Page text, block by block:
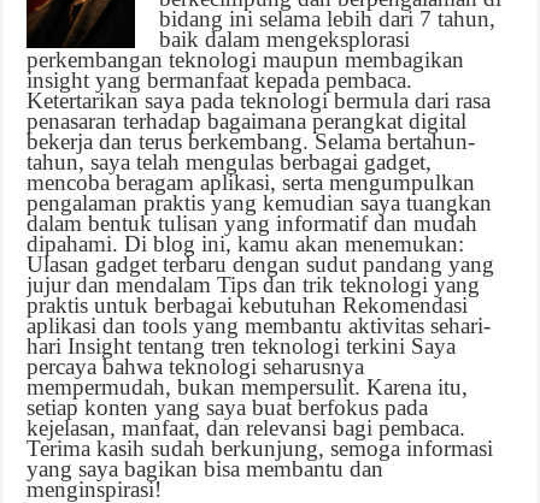
bidang ini selama lebih dari 7 tahun,
baik dalam mengeksplorasi
perkembangan teknologi maupun membagikan
insight yang bermanfaat kepada pembaca.
Ketertarikan saya pada teknologi bermula dari rasa
penasaran terhadap bagaimana perangkat digital
bekerja dan terus berkembang. Selama bertahun-
tahun, saya telah mengulas berbagai gadget,
mencoba beragam aplikasi, serta mengumpulkan
pengalaman praktis yang kemudian saya tuangkan
dalam bentuk tulisan yang informatif dan mudah
dipahami. Di blog ini, kamu akan menemukan:
Ulasan gadget terbaru dengan sudut pandang yang
jujur dan mendalam Tips dan trik teknologi yang
praktis untuk berbagai kebutuhan Rekomendasi
aplikasi dan tools yang membantu aktivitas sehari-
hari Insight tentang tren teknologi terkini Saya
percaya bahwa teknologi seharusnya
mempermudah, bukan mempersulit. Karena itu,
setiap konten yang saya buat berfokus pada
kejelasan, manfaat, dan relevansi bagi pembaca.
Terima kasih sudah berkunjung, semoga informasi
yang saya bagikan bisa membantu dan
menginspirasi!